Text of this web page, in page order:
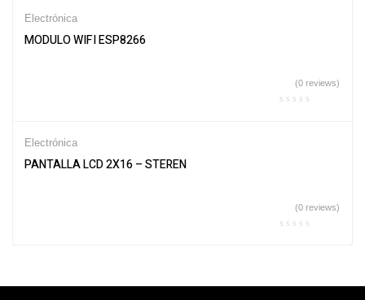
Electrónica
MODULO WIFI ESP8266
(0 reviews)
Electrónica
PANTALLA LCD 2X16 – STEREN
(0 reviews)